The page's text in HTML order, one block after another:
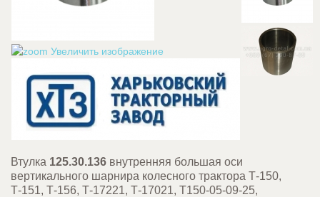
Увеличить изображение
Втулка 125.30.136 внутренняя большая оси
вертикального шарнира колесного трактора Т-150,
Т-151, Т-156, Т-17221, Т-17021, Т150-05-09-25,